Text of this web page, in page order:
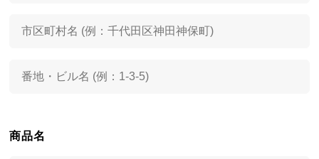
商品名